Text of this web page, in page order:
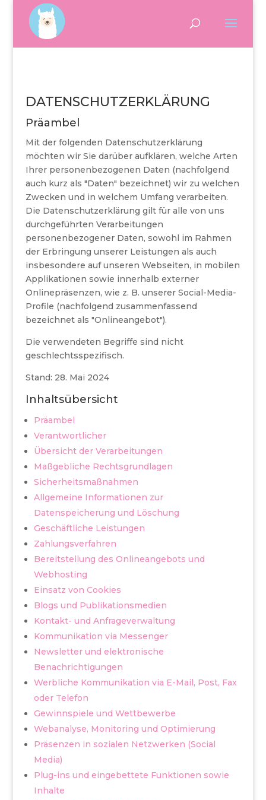
DATENSCHUTZERKLÄRUNG
Präambel
Mit der folgenden Datenschutzerklärung
möchten wir Sie darüber aufklären, welche Arten
Ihrer personenbezogenen Daten (nachfolgend
auch kurz als "Daten" bezeichnet) wir zu welchen
Zwecken und in welchem Umfang verarbeiten.
Die Datenschutzerklärung gilt für alle von uns
durchgeführten Verarbeitungen
personenbezogener Daten, sowohl im Rahmen
der Erbringung unserer Leistungen als auch
insbesondere auf unseren Webseiten, in mobilen
Applikationen sowie innerhalb externer
Onlinepräsenzen, wie z. B. unserer Social-Media-
Profile (nachfolgend zusammenfassend
bezeichnet als "Onlineangebot").
Die verwendeten Begriffe sind nicht
geschlechtsspezifisch.
Stand: 28. Mai 2024
Inhaltsübersicht
Präambel
Verantwortlicher
Übersicht der Verarbeitungen
Maßgebliche Rechtsgrundlagen
Sicherheitsmaßnahmen
Allgemeine Informationen zur
Datenspeicherung und Löschung
Geschäftliche Leistungen
Zahlungsverfahren
Bereitstellung des Onlineangebots und
Webhosting
Einsatz von Cookies
Blogs und Publikationsmedien
Kontakt- und Anfrageverwaltung
Kommunikation via Messenger
Newsletter und elektronische
Benachrichtigungen
Werbliche Kommunikation via E-Mail, Post, Fax
oder Telefon
Gewinnspiele und Wettbewerbe
Webanalyse, Monitoring und Optimierung
Präsenzen in sozialen Netzwerken (Social
Media)
Plug-ins und eingebettete Funktionen sowie
Inhalte